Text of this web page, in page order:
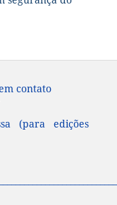
contato
(para edições